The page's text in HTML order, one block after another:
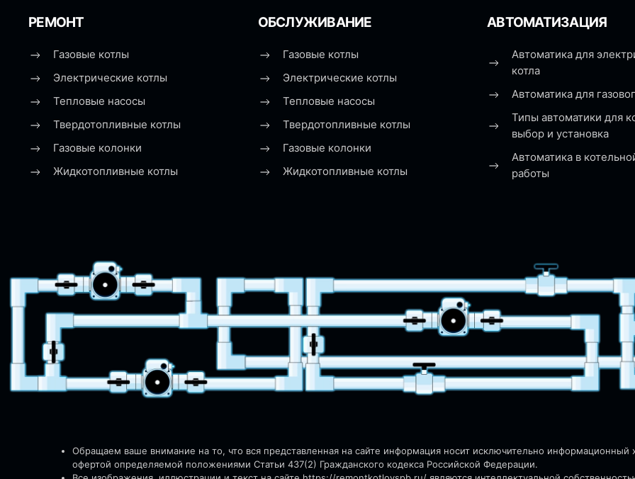
РЕМОНТ
Газовые котлы
Электрические котлы
Тепловые насосы
Твердотопливные котлы
Газовые колонки
Жидкотопливные котлы
ОБСЛУЖИВАНИЕ
Газовые котлы
Электрические котлы
Тепловые насосы
Твердотопливные котлы
Газовые колонки
Жидкотопливные котлы
АВТОМАТИЗАЦИЯ
Автоматика для
котла
Автоматика для
Типы автоматики для
выбор и установка
Автоматика в
работы
Обращаем ваше внимание на то, что вся представленная на сайте информация носит исключительно информационный
офертой определяемой положениями Статьи 437(2) Гражданского кодекса Российской Федерации.